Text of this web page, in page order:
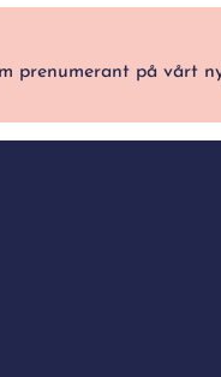
prenumerant på vårt